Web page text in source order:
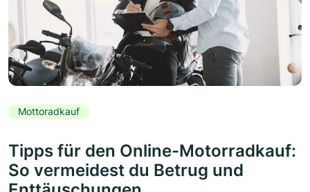
Mottoradkauf
Tipps für den Online-Motorradkauf:
So vermeidest du Betrug und